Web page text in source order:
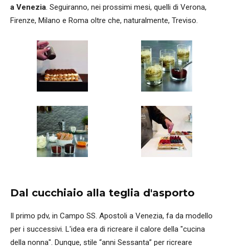
a Venezia. Seguiranno, nei prossimi mesi, quelli di Verona,
Firenze, Milano e Roma oltre che, naturalmente, Treviso.
Dal cucchiaio alla teglia d'asporto
Il primo pdv, in Campo SS. Apostoli a Venezia, fa da modello
per i successivi. L'idea era di ricreare il calore della "cucina
della nonna". Dunque, stile “anni Sessanta” per ricreare